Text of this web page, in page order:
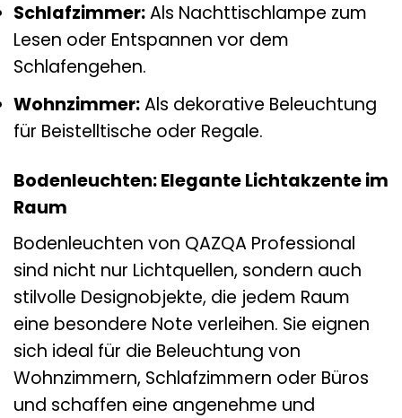
Schlafzimmer:Als Nachttischlampe zum
Lesen oder Entspannen vor dem
Schlafengehen.
Wohnzimmer:Als dekorative Beleuchtung
für Beistelltische oder Regale.
Bodenleuchten: Elegante Lichtakzente im
Raum
Bodenleuchten von QAZQA Professional
sind nicht nur Lichtquellen, sondern auch
stilvolle Designobjekte, die jedem Raum
eine besondere Note verleihen. Sie eignen
sich ideal für die Beleuchtung von
Wohnzimmern, Schlafzimmern oder Büros
und schaffen eine angenehme und